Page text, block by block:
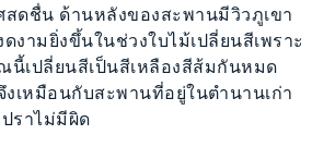
สดชื่น ด้านหลังของสะพานมีวิวภูเขา
งามยิ่งขึ้นในช่วงใบไม้เปลี่ยนสีเพราะ
นี้เปลี่ยนสีเป็นสีเหลืองสีส้มกันหมด
เหมือนกับสะพานที่อยู่ในตำนานเก่า
ราไม่มีผิด